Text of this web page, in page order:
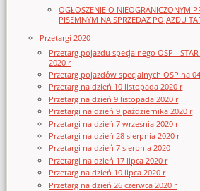
OGŁOSZENIE O NIEOGRANICZONYM
PISEMNYM NA SPRZEDAŻ POJAZDU
Przetargi 2020
Przetarg pojazdu specjalnego OSP -
2020 r
Przetarg pojazdów specjalnych OSP na
Przetarg na dzień 10 listopada 2020 r
Przetarg na dzień 9 listopada 2020 r
Przetargi na dzień 9 października 2020 r
Przetargi na dzień 7 września 2020 r
Przetargi na dzień 28 sierpnia 2020 r
Przetargi na dzień 7 sierpnia 2020
Przetargi na dzień 17 lipca 2020 r
Przetarg na dzień 10 lipca 2020 r
Przetarg na dzień 26 czerwca 2020 r